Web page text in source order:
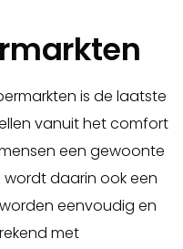
is de laatste
vanuit het comfort
een gewoonte
daarin ook een
eenvoudig en
met